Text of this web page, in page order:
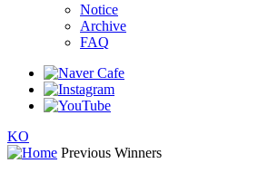
Notice
Archive
FAQ
KO
Previous Winners